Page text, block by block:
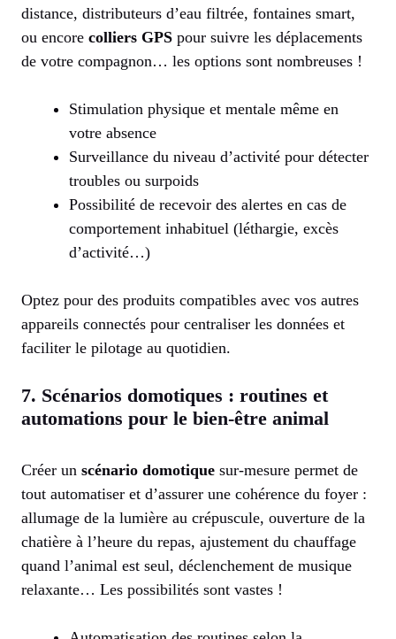
distance, distributeurs d’eau filtrée, fontaines smart,
ou encore colliers GPS pour suivre les déplacements
de votre compagnon… les options sont nombreuses !
Stimulation physique et mentale même en
votre absence
Surveillance du niveau d’activité pour détecter
troubles ou surpoids
Possibilité de recevoir des alertes en cas de
comportement inhabituel (léthargie, excès
d’activité…)
Optez pour des produits compatibles avec vos autres
appareils connectés pour centraliser les données et
faciliter le pilotage au quotidien.
7. Scénarios domotiques : routines et
automations pour le bien-être animal
Créer un scénario domotique sur-mesure permet de
tout automatiser et d’assurer une cohérence du foyer :
allumage de la lumière au crépuscule, ouverture de la
chatière à l’heure du repas, ajustement du chauffage
quand l’animal est seul, déclenchement de musique
relaxante… Les possibilités sont vastes !